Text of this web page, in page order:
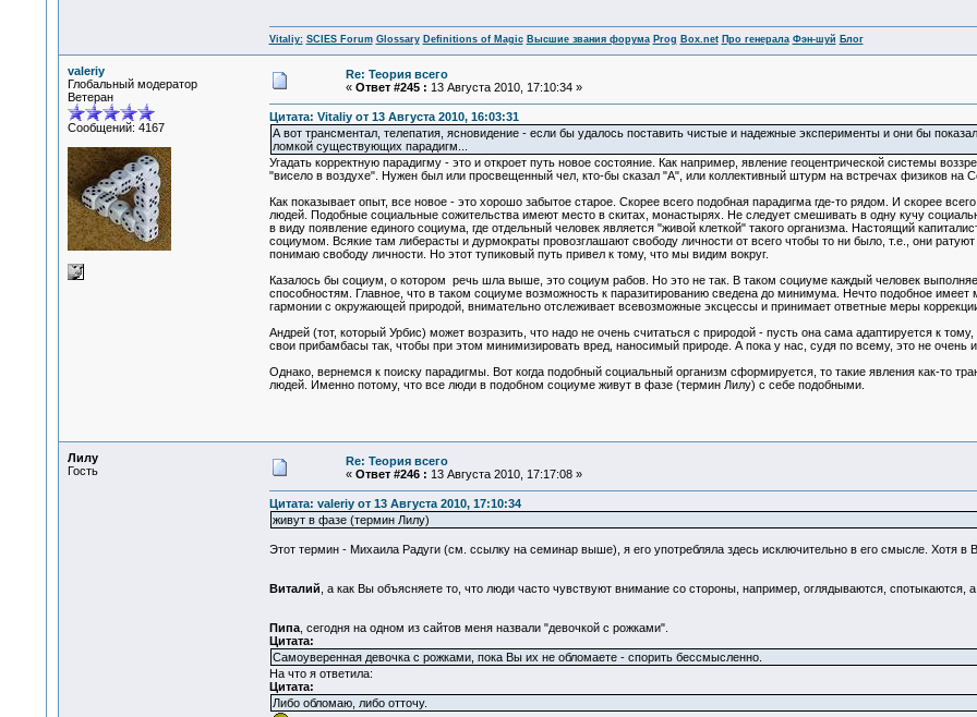
Vitaliy: SCIES Forum Glossary Definitions of Magic Высшие звания форума Prog Box.net Про генерала Фэн-шуй Блог
valeriy
Глобальный модератор
Ветеран
Сообщений: 4167
Re: Теория всего
« Ответ #245 : 13 Августа 2010, 17:10:34 »
Цитата: Vitaliy от 13 Августа 2010, 16:03:31
А вот трансментал, телепатия, ясновидение - если бы удалось поставить чистые и надежные эксперименты и они бы
ломкой существующих парадигм...
Угадать корректную парадигму - это и откроет путь новое состояние. Как например, явление геоцентрической системы
"висело в воздухе". Нужен был или просвещенный чел, кто-бы сказал "А", или коллективный штурм на встречах физиков на
Как показывает опыт, все новое - это хорошо забытое старое. Скорее всего подобная парадигма где-то рядом. И скорее
людей. Подобные социальные сожительства имеют место в скитах, монастырях. Не следует смешивать в одну кучу
в виду появление единого социума, где отдельный человек является "живой клеткой" такого организма. Настоящий
социумом. Всякие там либерасты и дурмократы провозглашают свободу личности от всего чтобы то ни было, т.е., они
понимаю свободу личности. Но этот тупиковый путь привел к тому, что мы видим вокруг.
Казалось бы социум, о котором речь шла выше, это социум рабов. Но это не так. В таком социуме каждый человек
способностям. Главное, что в таком социуме возможность к паразитированию сведена до минимума. Нечто подобное
гармонии с окружающей природой, внимательно отслеживает всевозможные эксцессы и принимает ответные меры
Андрей (тот, который Урбис) может возразить, что надо не очень считаться с природой - пусть она сама адаптируется к
свои прибамбасы так, чтобы при этом минимизировать вред, наносимый природе. А пока у нас, судя по всему, это не очень и
Однако, вернемся к поиску парадигмы. Вот когда подобный социальный организм сформируется, то такие явления как-то
людей. Именно потому, что все люди в подобном социуме живут в фазе (термин Лилу) с себе подобными.
Лилу
Гость
Re: Теория всего
« Ответ #246 : 13 Августа 2010, 17:17:08 »
Цитата: valeriy от 13 Августа 2010, 17:10:34
живут в фазе (термин Лилу)
Этот термин - Михаила Радуги (см. ссылку на семинар выше), я его употребляла здесь исключительно в его смысле. Хотя в
Виталий , а как Вы объясняете то, что люди часто чувствуют внимание со стороны, например, оглядываются,
Пипа, сегодня на одном из сайтов меня назвали "девочкой с рожками".
Цитата:
Самоуверенная девочка с рожками, пока Вы их не обломаете - спорить бессмысленно.
На что я ответила:
Цитата:
Либо обломаю, либо отточу.